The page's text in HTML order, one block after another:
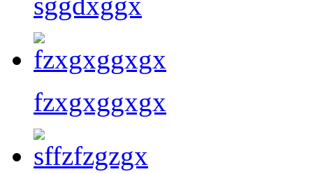
fzxgxggxgx